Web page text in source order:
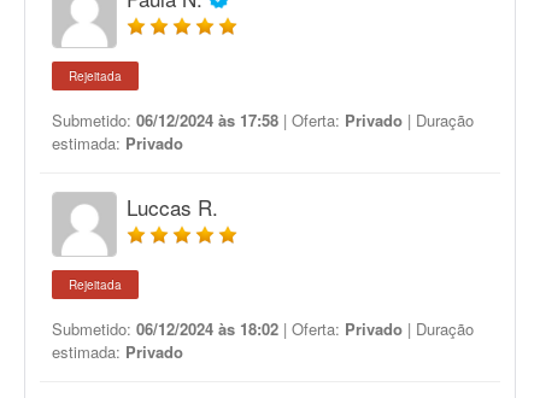
Rejeitada
Submetido: 06/12/2024 às 17:58 | Oferta: Privado | Duração
estimada: Privado
Luccas R.
Rejeitada
Submetido: 06/12/2024 às 18:02 | Oferta: Privado | Duração
estimada: Privado